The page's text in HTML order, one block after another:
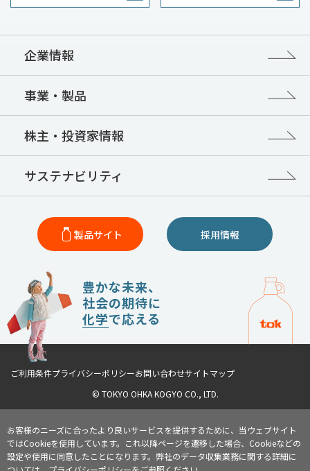
製品サイト 採用情報
企業情報
事業・製品
株主・投資家情報
サステナビリティ
豊かな未来、
社会の期待に
化学で応える
ご利用条件プライバシーポリシーお問い合わせサイトマップ
© TOKYO OHKA KOGYO CO., LTD.
お客様のニーズに合ったより良いサービスを提供するために、当ウェブサイト
ではCookieを使用しています。これ以降ページを遷移した場合、Cookieなどの
設定や使用に同意したことになります。弊社のデータ収集業務に関する詳細に